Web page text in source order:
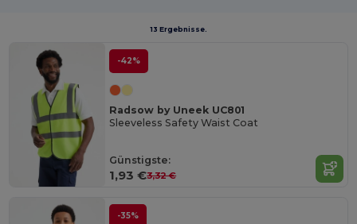
13 Ergebnisse.
-42%
Radsow by Uneek UC801
Sleeveless Safety Waist Coat
Günstigste:
1,93 €3,32 €
-35%